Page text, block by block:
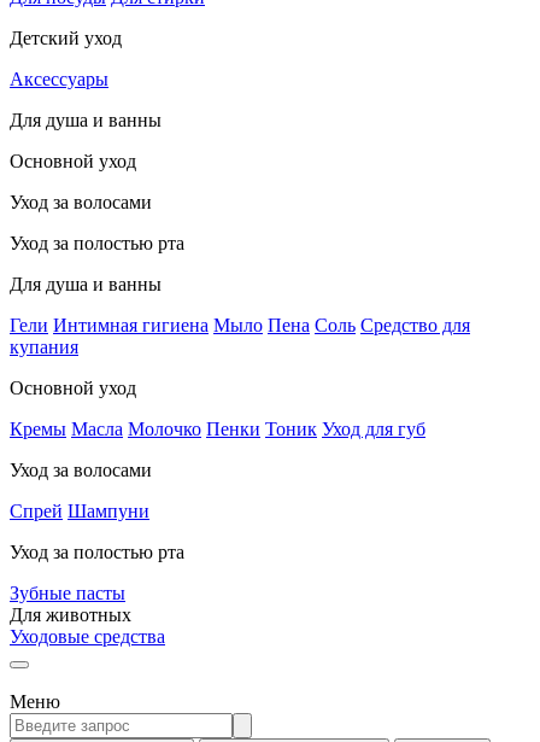
Детский уход
Аксессуары
Для душа и ванны
Основной уход
Уход за волосами
Уход за полостью рта
Для душа и ванны
Гели Интимная гигиена Мыло Пена Соль Средство для
купания
Основной уход
Кремы Масла Молочко Пенки Тоник Уход для губ
Уход за волосами
Спрей Шампуни
Уход за полостью рта
Зубные пасты
Для животных
Уходовые средства
Меню